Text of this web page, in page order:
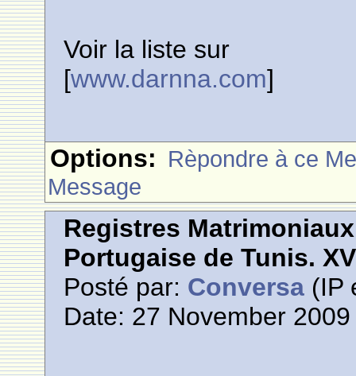
Voir la liste sur
[www.darnna.com]
Options: Rèpondre à ce
Message
Registres
Portugaise de Tunis.
Posté par: Conversa (IP
Date: 27 November